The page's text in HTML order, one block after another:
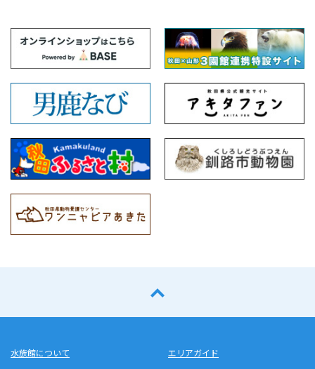
水族館について
エリアガイド